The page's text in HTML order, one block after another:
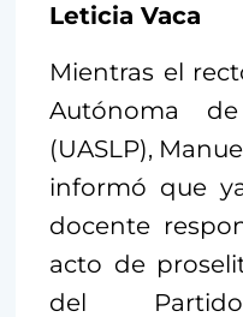
Leticia Vaca
Mientras el
Autónoma
(UASLP),
informó que
docente
acto de
del Partido